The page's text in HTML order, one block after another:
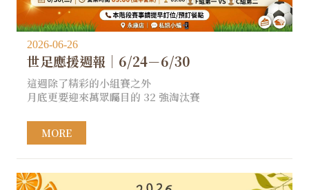
2026-06-26
世足應援週報｜6/24－6/30
這週除了精彩的小組賽之外
月底更要迎來萬眾矚目的 32 強淘汰賽
MORE